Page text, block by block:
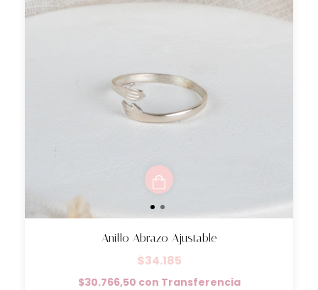
Anillo Abrazo Ajustable
$34.185
$30.766,50 con Transferencia